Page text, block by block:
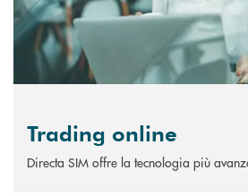
Trading online
Directa SIM offre la tecnologia più